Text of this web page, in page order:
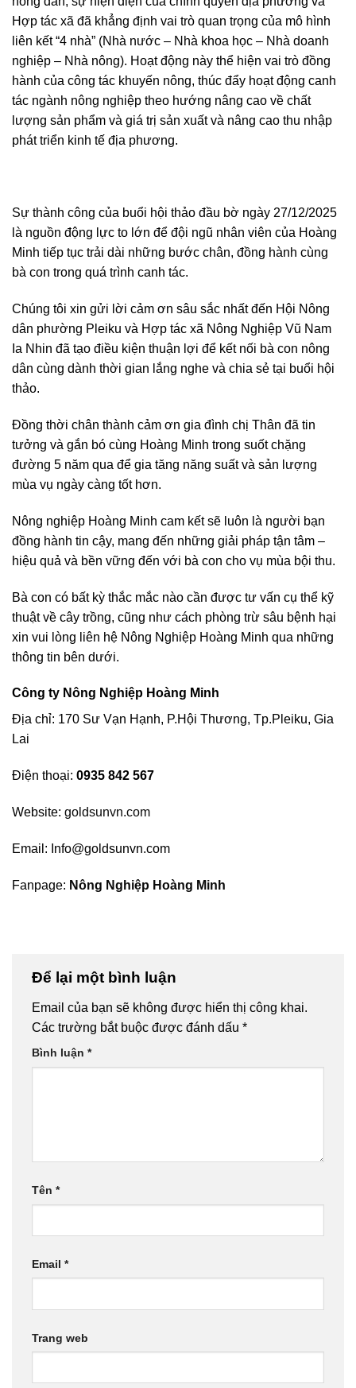
Hợp tác xã đã khẳng định vai trò quan trọng của mô hình
liên kết “4 nhà” (Nhà nước – Nhà khoa học – Nhà doanh
nghiệp – Nhà nông). Hoạt động này thể hiện vai trò đồng
hành của công tác khuyến nông, thúc đẩy hoạt động canh
tác ngành nông nghiệp theo hướng nâng cao về chất
lượng sản phẩm và giá trị sản xuất và nâng cao thu nhập
phát triển kinh tế địa phương.
Sự thành công của buổi hội thảo đầu bờ ngày 27/12/2025
là nguồn động lực to lớn để đội ngũ nhân viên của Hoàng
Minh tiếp tục trải dài những bước chân, đồng hành cùng
bà con trong quá trình canh tác.
Chúng tôi xin gửi lời cảm ơn sâu sắc nhất đến Hội Nông
dân phường Pleiku và Hợp tác xã Nông Nghiệp Vũ Nam
Ia Nhin đã tạo điều kiện thuận lợi để kết nối bà con nông
dân cùng dành thời gian lắng nghe và chia sẻ tại buổi hội
thảo.
Đồng thời chân thành cảm ơn gia đình chị Thân đã tin
tưởng và gắn bó cùng Hoàng Minh trong suốt chặng
đường 5 năm qua để gia tăng năng suất và sản lượng
mùa vụ ngày càng tốt hơn.
Nông nghiệp Hoàng Minh cam kết sẽ luôn là người bạn
đồng hành tin cậy, mang đến những giải pháp tận tâm –
hiệu quả và bền vững đến với bà con cho vụ mùa bội thu.
Bà con có bất kỳ thắc mắc nào cần được tư vấn cụ thể kỹ
thuật về cây trồng, cũng như cách phòng trừ sâu bệnh hại
xin vui lòng liên hệ Nông Nghiệp Hoàng Minh qua những
thông tin bên dưới.
Công ty Nông Nghiệp Hoàng Minh
Địa chỉ: 170 Sư Vạn Hạnh, P.Hội Thương, Tp.Pleiku, Gia
Lai
Điện thoại: 0935 842 567
Website: goldsunvn.com
Email: Info@goldsunvn.com
Fanpage: Nông Nghiệp Hoàng Minh
Để lại một bình luận
Email của bạn sẽ không được hiển thị công khai.
Các trường bắt buộc được đánh dấu *
Bình luận *
Tên *
Email *
Trang web